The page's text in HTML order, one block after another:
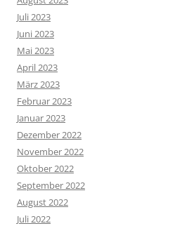
Juli 2023
Juni 2023
Mai 2023
April 2023
März 2023
Februar 2023
Januar 2023
Dezember 2022
November 2022
Oktober 2022
September 2022
August 2022
Juli 2022